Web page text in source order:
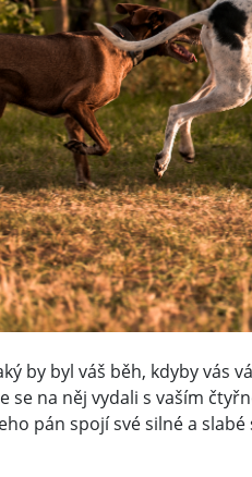
by byl váš běh, kdyby vás
se na něj vydali s vaším
pán spojí své silné a